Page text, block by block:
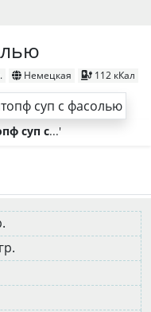
Немецкая 112 кКал
суп с...'